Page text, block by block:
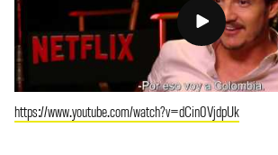
https://www.youtube.com/watch?v=dCin0VjdpUk